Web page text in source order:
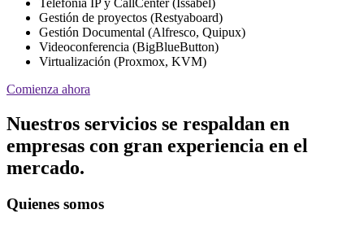
Telefonía IP y CallCenter (Issabel)
Gestión de proyectos (Restyaboard)
Gestión Documental (Alfresco, Quipux)
Videoconferencia (BigBlueButton)
Virtualización (Proxmox, KVM)
Comienza ahora
Nuestros servicios se respaldan en
empresas con gran experiencia en el
mercado.
Quienes somos